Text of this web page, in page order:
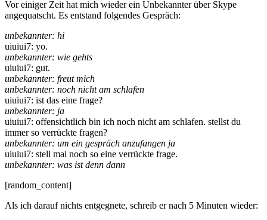
Vor einiger Zeit hat mich wieder ein Unbekannter über Skype
angequatscht. Es entstand folgendes Gespräch:
unbekannter: hi
uiuiui7: yo.
unbekannter: wie gehts
uiuiui7: gut.
unbekannter: freut mich
unbekannter: noch nicht am schlafen
uiuiui7: ist das eine frage?
unbekannter: ja
uiuiui7: offensichtlich bin ich noch nicht am schlafen. stellst du
immer so verrückte fragen?
unbekannter: um ein gespräch anzufangen ja
uiuiui7: stell mal noch so eine verrückte frage.
unbekannter: was ist denn dann
[random_content]
Als ich darauf nichts entgegnete, schreib er nach 5 Minuten wieder: